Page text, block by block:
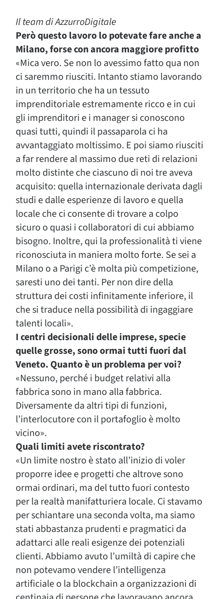
Il team di AzzurroDigitale
Però questo lavoro lo potevate fare anche a
Milano, forse con ancora maggiore profitto
«Mica vero. Se non lo avessimo fatto qua non
ci saremmo riusciti. Intanto stiamo lavorando
in un territorio che ha un tessuto
imprenditoriale estremamente ricco e in cui
gli imprenditori e i manager si conoscono
quasi tutti, quindi il passaparola ci ha
avvantaggiato moltissimo. E poi siamo riusciti
a far rendere al massimo due reti di relazioni
molto distinte che ciascuno di noi tre aveva
acquisito: quella internazionale derivata dagli
studi e dalle esperienze di lavoro e quella
locale che ci consente di trovare a colpo
sicuro o quasi i collaboratori di cui abbiamo
bisogno. Inoltre, qui la professionalità ti viene
riconosciuta in maniera molto forte. Se sei a
Milano o a Parigi c’è molta più competizione,
saresti uno dei tanti. Per non dire della
struttura dei costi infinitamente inferiore, il
che si traduce nella possibilità di ingaggiare
talenti locali».
I centri decisionali delle imprese, specie
quelle grosse, sono ormai tutti fuori dal
Veneto. Quanto è un problema per voi?
«Nessuno, perché i budget relativi alla
fabbrica sono in mano alla fabbrica.
Diversamente da altri tipi di funzioni,
l’interlocutore con il portafoglio è molto
vicino».
Quali limiti avete riscontrato?
«Un limite nostro è stato all’inizio di voler
proporre idee e progetti che altrove sono
ormai ordinari, ma del tutto fuori contesto
per la realtà manifatturiera locale. Ci stavamo
per schiantare una seconda volta, ma siamo
stati abbastanza prudenti e pragmatici da
adattarci alle reali esigenze dei potenziali
clienti. Abbiamo avuto l’umiltà di capire che
non potevamo vendere l’intelligenza
artificiale o la blockchain a organizzazioni di